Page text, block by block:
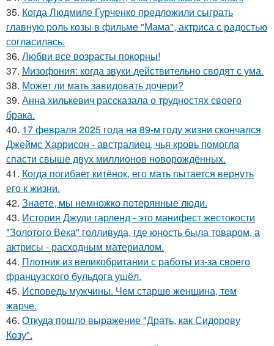
35. Когда Людмиле Гурченко предложили сыграть
главную роль козы в фильме "Мама", актриса с радостью
согласилась.
36. Любви все возрасты покорны!
37. Мизофония: когда звуки действительно сводят с ума.
38. Может ли мать завидовать дочери?
39. Анна хилькевич рассказала о трудностях своего
брака.
40. 17 февраля 2025 года на 89-м году жизни скончался
Джеймс Харрисон - австралиец, чья кровь помогла
спасти свыше двух миллионов новорождённых.
41. Когда погибает китёнок, его мать пытается вернуть
его к жизни.
42. Знаете, мы немножко потерянные люди.
43. История Джуди гарленд - это манифест жестокости
"Золотого Века" голливуда, где юность была товаром, а
актрисы - расходным материалом.
44. Плотник из великобритании с работы из-за своего
французского бульдога ушёл.
45. Исповедь мужчины. Чeм старше женщина, тем
жaрче.
46. Откуда пошло выражение "Драть, кaк Сидopoву
Кoзу".